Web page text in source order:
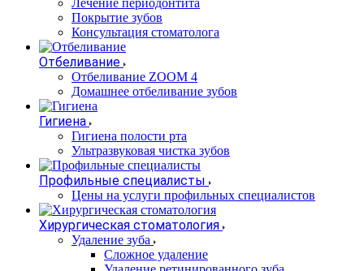
Лечение периодонтита
Покрытие зубов
Консультация стоматолога
Отбеливание
Отбеливание ZOOM 4
Домашнее отбеливание зубов
Гигиена
Гигиена полости рта
Ультразвуковая чистка зубов
Профильные специалисты
Цены на услуги профильных специалистов
Хирургическая стоматология
Удаление зуба
Сложное удаление